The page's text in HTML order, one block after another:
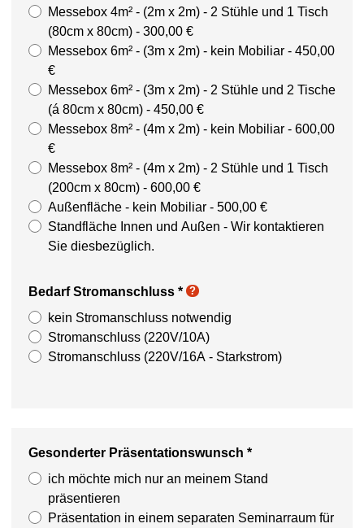
Messebox 4m² - (2m x 2m) - 2 Stühle und 1 Tisch
(80cm x 80cm) - 300,00 €
Messebox 6m² - (3m x 2m) - kein Mobiliar - 450,00
€
Messebox 6m² - (3m x 2m) - 2 Stühle und 2 Tische
(á 80cm x 80cm) - 450,00 €
Messebox 8m² - (4m x 2m) - kein Mobiliar - 600,00
€
Messebox 8m² - (4m x 2m) - 2 Stühle und 1 Tisch
(200cm x 80cm) - 600,00 €
Außenfläche - kein Mobiliar - 500,00 €
Standfläche Innen und Außen - Wir kontaktieren
Sie diesbezüglich.
Bedarf Stromanschluss * ?
kein Stromanschluss notwendig
Stromanschluss (220V/10A)
Stromanschluss (220V/16A - Starkstrom)
Gesonderter Präsentationswunsch *
ich möchte mich nur an meinem Stand
präsentieren
Präsentation in einem separaten Seminarraum für